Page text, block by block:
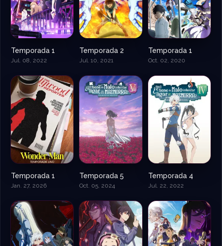
Temporada 1
Jul. 08, 2022
Temporada 2
Jul. 10, 2021
Temporada 1
Oct. 02, 2020
Temporada 1
Jan. 27, 2026
Temporada 5
Oct. 05, 2024
Temporada 4
Jul. 22, 2022